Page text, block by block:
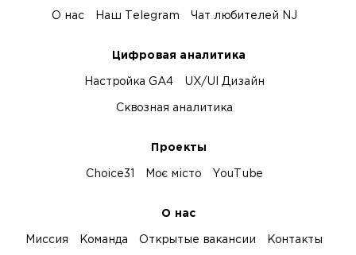
О нас Наш Telegram Чат любителей NJ
Цифровая аналитика
Настройка GA4 UX/UI Дизайн
Сквозная аналитика
Проекты
Choice31 Моє місто YouTube
О нас
Миссия Команда Открытые вакансии Контакты